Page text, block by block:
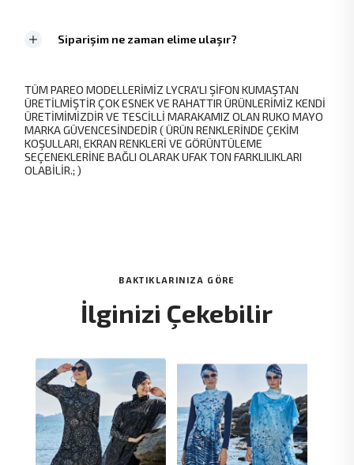
Siparişim ne zaman elime ulaşır?
TÜM PAREO MODELLERİMİZ LYCRA'LI ŞİFON KUMAŞTAN
ÜRETİLMİŞTİR ÇOK ESNEK VE RAHATTIR ÜRÜNLERİMİZ KENDİ
ÜRETİMİMİZDİR VE TESCİLLİ MARAKAMIZ OLAN RUKO MAYO
MARKA GÜVENCESİNDEDİR ( ÜRÜN RENKLERİNDE ÇEKİM
KOŞULLARI, EKRAN RENKLERİ VE GÖRÜNTÜLEME
SEÇENEKLERİNE BAĞLI OLARAK UFAK TON FARKLILIKLARI
OLABİLİR.; )
BAKTIKLARINIZA GÖRE
İlginizi Çekebilir